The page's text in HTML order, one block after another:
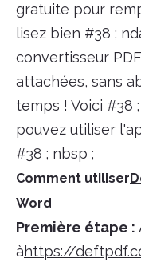
gratuite pour
lisez bien #38 ;
convertisseur
attachées, sans
temps ! Voici #38
pouvez utiliser
#38 ; nbsp ;
Comment utiliser
Word
Première étape :
àhttps://